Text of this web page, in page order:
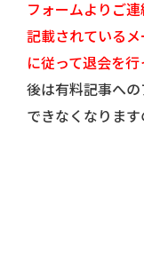
フォームよりご
記載されている
に従って退会を行
後は有料記事へ
できなくなります